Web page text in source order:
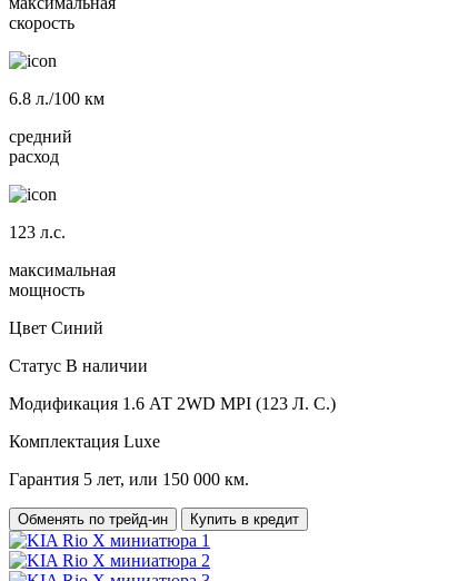
скорость
6.8 л./100 км
средний
расход
123 л.с.
максимальная
мощность
Цвет Синий
Статус В наличии
Модификация 1.6 АТ 2WD MPI (123 Л. C.)
Комплектация Luxe
Гарантия 5 лет, или 150 000 км.
Обменять по трейд-ин Купить в кредит